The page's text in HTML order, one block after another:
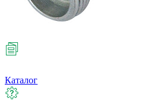
Каталог